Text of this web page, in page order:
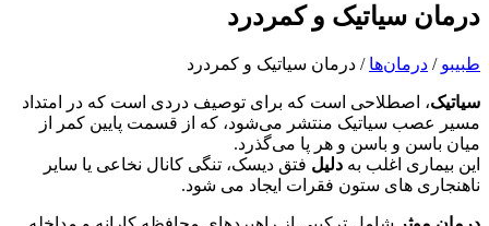
درمان سیاتیک و کمردرد
طبیبو / درمان‌ها / درمان سیاتیک و کمردرد
سیاتیک، اصطلاحی است که برای توصیف دردی است که در امتداد
مسیر عصب سیاتیک منتشر می‌شود، که از قسمت پایین کمر از
میان باسن و باسن و هر پا می‌گذرد.
این بیماری اغلب به دلیل فتق دیسک، تنگی کانال نخاعی یا سایر
ناهنجاری های ستون فقرات ایجاد می شود.